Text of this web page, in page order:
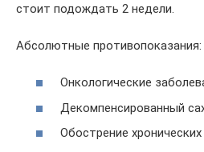
стоит подождать 2 недели.
Абсолютные противопоказания:
Онкологические
Декомпенсированный
Обострение